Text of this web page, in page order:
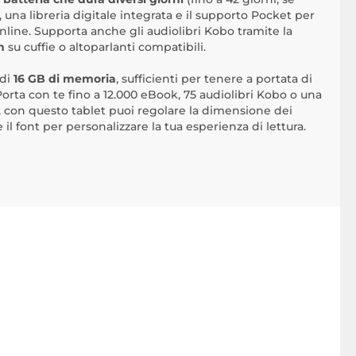
libreria digitale integrata e il supporto Pocket per
Supporta anche gli audiolibri Kobo tramite la
su cuffie o altoparlanti compatibili.
16 GB di memoria, sufficienti per tenere a portata di
con te fino a 12.000 eBook, 75 audiolibri Kobo o una
questo tablet puoi regolare la dimensione dei
font per personalizzare la tua esperienza di lettura.